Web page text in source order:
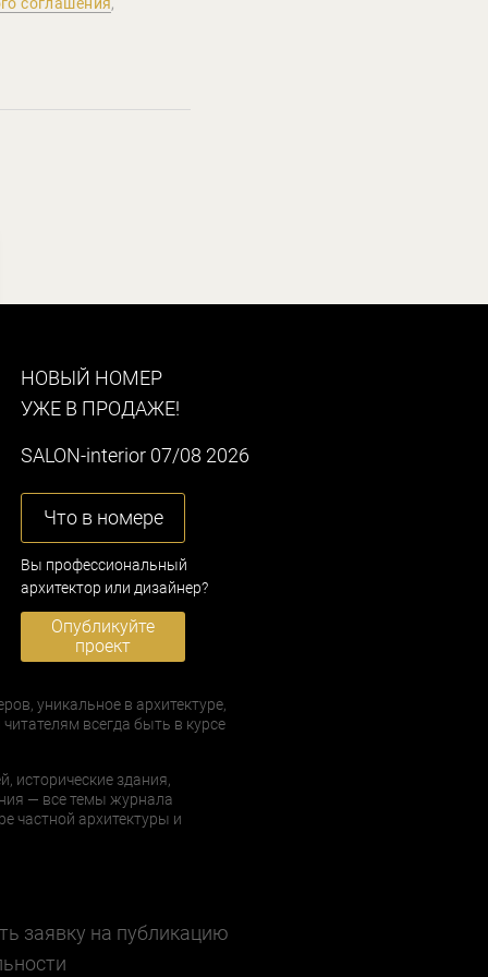
НОВЫЙ НОМЕР
УЖЕ В ПРОДАЖЕ!
SALON-interior 07/08 2026
Что в номере
Вы профессиональный
архитектор или дизайнер?
Опубликуйте
проект
уникальное в архитектуре,
всегда быть в курсе
исторические здания,
— все темы журнала
частной архитектуры и
заявку на публикацию